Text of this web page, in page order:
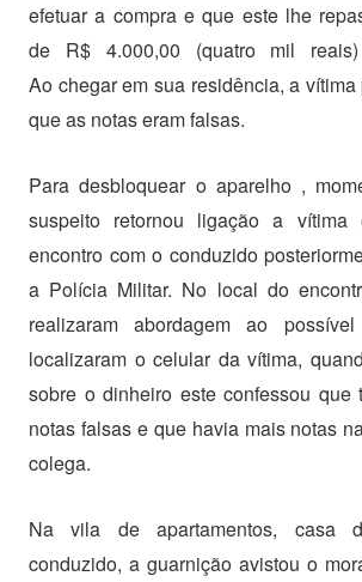
efetuar a compra e que este lhe
de R$ 4.000,00 (quatro mil
Ao chegar em sua residência, a
que as notas eram falsas.
Para desbloquear o aparelho ,
suspeito retornou ligação a vítima
encontro com o conduzido
a Polícia Militar. No local do
realizaram abordagem ao
localizaram o celular da vítima,
sobre o dinheiro este confessou que
notas falsas e que havia mais notas
colega.
Na vila de apartamentos, casa
conduzido, a guarnição avistou o